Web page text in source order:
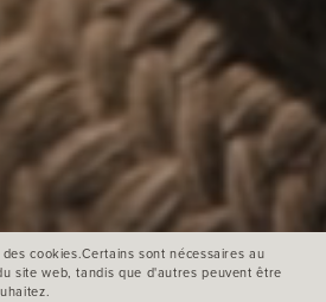
cookies.Certains sont nécessaires au
site web, tandis que d'autres peuvent être